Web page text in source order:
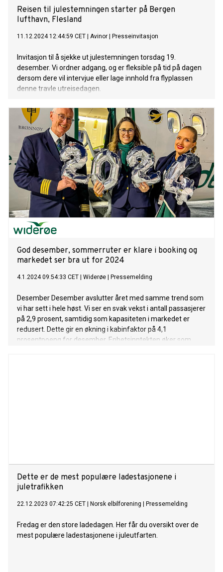
Reisen til julestemningen starter på Bergen
lufthavn, Flesland
11.12.2024 12:44:59 CET Avinor Presseinvitasjon
Invitasjon til å sjekke ut julestemningen torsdag 19.
desember. Vi ordner adgang, og er fleksible på tid på dagen
dersom dere vil intervjue eller lage innhold fra flyplassen
denne travle utreisedagen.
God desember, sommerruter er klare i booking og
markedet ser bra ut for 2024
4.1.2024 09:54:33 CET Widerøe Pressemelding
Desember Desember avslutter året med samme trend som
vi har sett i hele høst. Vi ser en svak vekst i antall passasjerer
på 2,9 prosent, samtidig som kapasiteten i markedet er
redusert. Dette gir en økning i kabinfaktor på 4,1
prosentpoeng for desember. Enhetsinntekten øker som
linje med 2022, mens høsten har levert betydelig bedre enn
året før. Widerøe fraktet 3,3 millio
Dette er de mest populære ladestasjonene i
juletrafikken
22.12.2023 07:42:25 CET Norsk elbilforening Pressemelding
Fredag er den store ladedagen. Her får du oversikt over de
mest populære ladestasjonene i juleutfarten.